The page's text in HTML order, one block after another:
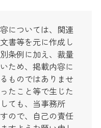
については、関連
書等を元に作成し
条例に加え、裁量
ため、掲載内容に
ものではありませ
たこと等で生じた
ても、当事務所
ので、自己の責任